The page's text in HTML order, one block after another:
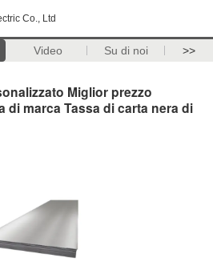
Co., Ltd
Video Su di noi >>
Miglior prezzo
di marca Tassa di carta nera di